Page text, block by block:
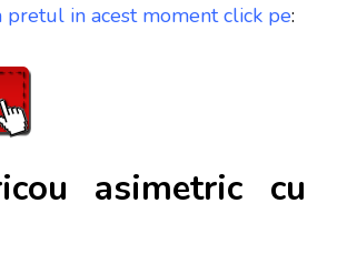
pretul in acest moment click pe:
asimetric cu